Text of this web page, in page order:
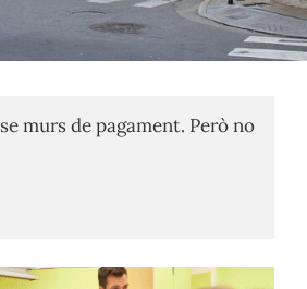
murs de pagament. Però no